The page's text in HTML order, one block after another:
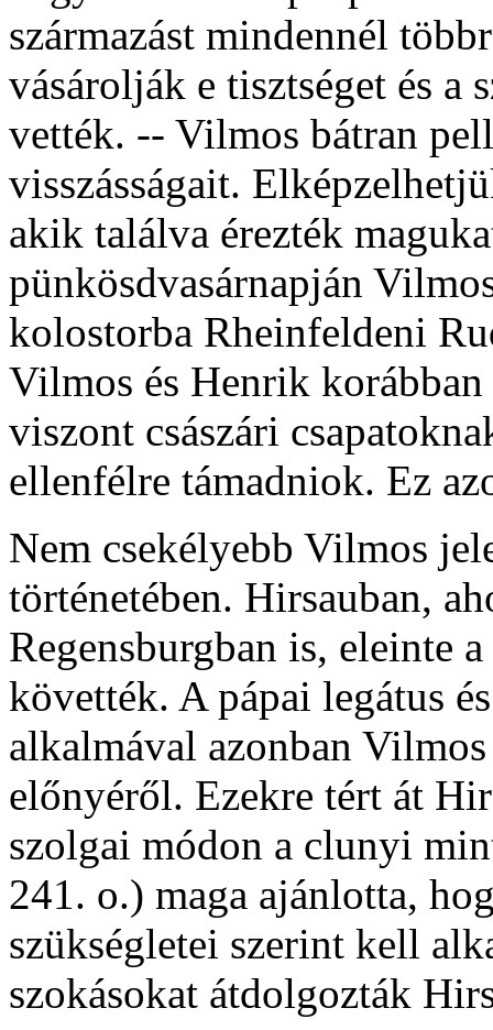
származást mindennél
vásárolják e tisztséget és a
vették. -- Vilmos bátran
visszásságait.
akik találva érezték
pünkösdvasárnapján
kolostorba Rheinfeldeni
Vilmos és Henrik
viszont császári
ellenfélre támadniok. Ez
Nem csekélyebb Vilmos
történetében. Hirsauban,
Regensburgban is, eleinte
követték. A pápai legátus
alkalmával azonban
előnyéről. Ezekre tért át
szolgai módon a clunyi
241. o.) maga ajánlotta,
szükségletei szerint kell
szokásokat átdolgozták